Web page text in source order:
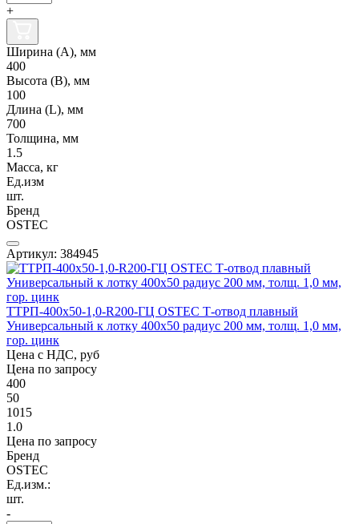
+
Ширина (А), мм
400
Высота (В), мм
100
Длина (L), мм
700
Толщина, мм
1.5
Масса, кг
Ед.изм
шт.
Бренд
OSTEC
Артикул: 384945
ТТРП-400х50-1,0-R200-ГЦ OSTEC Т-отвод плавный
Универсальный к лотку 400х50 радиус 200 мм, толщ. 1,0 мм,
гор. цинк
Цена с НДС, руб
Цена по запросу
400
50
1015
1.0
Цена по запросу
Бренд
OSTEC
Ед.изм.:
шт.
-